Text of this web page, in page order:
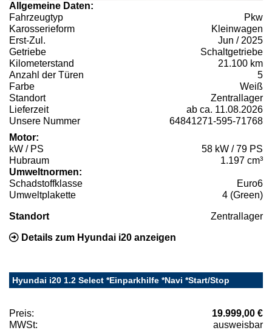
Allgemeine Daten:
Fahrzeugtyp
Pkw
Karosserieform
Kleinwagen
Erst-Zul.
Jun / 2025
Getriebe
Schaltgetriebe
Kilometerstand
21.100 km
Anzahl der Türen
5
Farbe
Weiß
Standort
Zentrallager
Lieferzeit
ab ca. 11.08.2026
Unsere Nummer
64841271-595-71768
Motor:
kW / PS
58 kW / 79 PS
Hubraum
1.197 cm³
Umweltnormen:
Schadstoffklasse
Euro6
Umweltplakette
4 (Green)
Standort Zentrallager
Details zum Hyundai i20 anzeigen
Hyundai i20 1.2 Select *Einparkhilfe *Navi *Start/Stop
Preis:
19.999,00 €
MWSt:
ausweisbar